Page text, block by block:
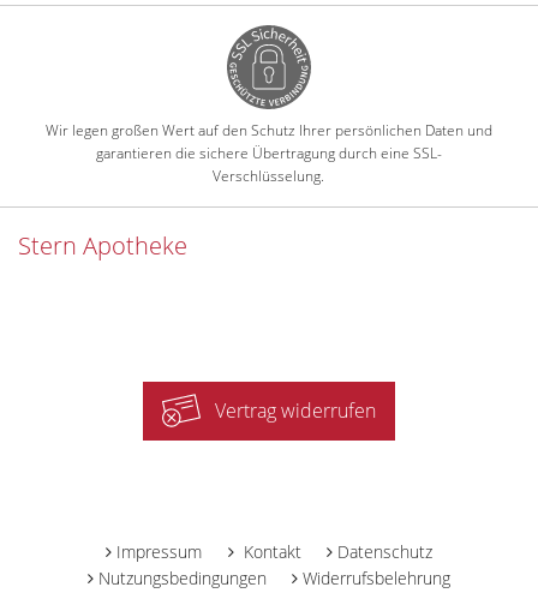
Wir legen großen Wert auf den Schutz Ihrer persönlichen Daten und
garantieren die sichere Übertragung durch eine SSL-
Verschlüsselung.
Stern Apotheke
Vertrag widerrufen
Impressum Kontakt
Datenschutz
Nutzungsbedingungen
Widerrufsbelehrung